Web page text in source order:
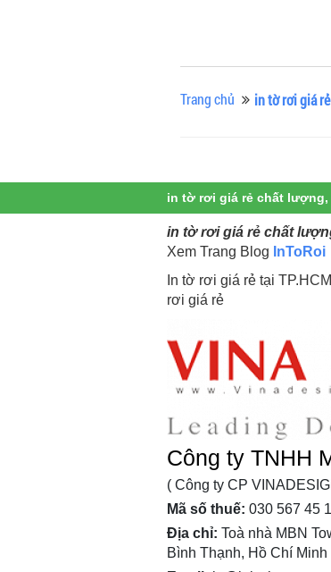
Trang chủ in tờ rơi giá
in tờ rơi giá rẻ chất lượng,
in tờ rơi giá rẻ chất
Xem Trang Blog InToRoi
In tờ rơi giá rẻ tại
rơi giá rẻ
Công ty TNHH
( Công ty CP
Mã số thuế: 030 567 45
Địa chỉ: Toà nhà MBN
Bình Thạnh, Hồ Chí